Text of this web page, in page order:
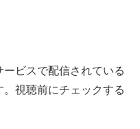
ビスで配信されている
視聴前にチェックする